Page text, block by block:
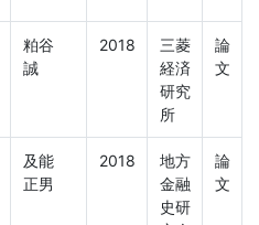
粕谷
誠
2018
三菱
経済
研究
所
論
文
及能
正男
2018
地方
金融
史研
論
文